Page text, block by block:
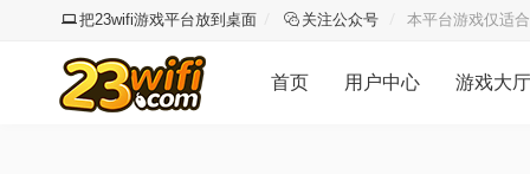
把23wifi游戏平台放到桌面 关注公众号 本平台游戏仅适
首页 用户中心 游戏大厅